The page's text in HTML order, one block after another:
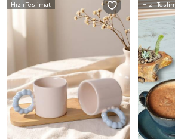
Hızlı Teslimat Hızlı